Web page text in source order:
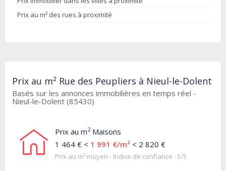
Prix au m² des rues à proximité
Prix au m² Rue des Peupliers à Nieul-le-Dolent
Basés sur les annonces immobilières en temps réel -
Nieul-le-Dolent (85430)
Prix au m2Maisons
1 464 € < 1 991 €/m² < 2 820 €
Prix au m² moyen - Indice de confiance : 5/5